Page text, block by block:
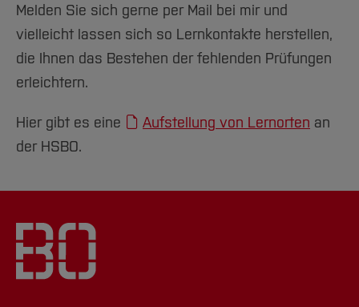
Melden Sie sich gerne per Mail bei mir und
vielleicht lassen sich so Lernkontakte herstellen,
die Ihnen das Bestehen der fehlenden Prüfungen
erleichtern.
Hier gibt es eine Aufstellung von Lernorten an
der HSBO.